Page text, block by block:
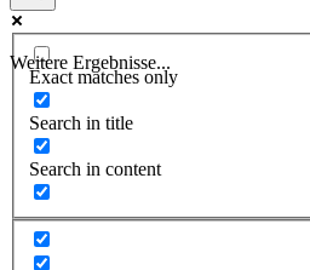
Weitere Ergebnisse...
Exact matches only
Search in title
Search in content